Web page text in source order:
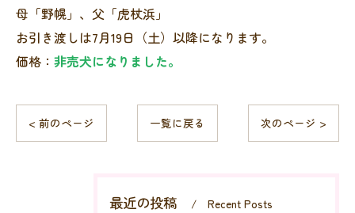
母「野幌」、父「虎杖浜」
お引き渡しは7月19日（土）以降になります。
価格： 非売犬になりました。
< 前のページ 一覧に戻る 次のページ >
最近の投稿 Recent Posts